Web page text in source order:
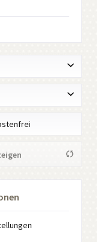
GmbH
Bettwaren